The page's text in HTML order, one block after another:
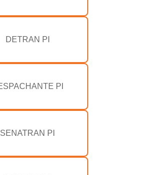
DETRAN PI
PI
SENATRAN PI